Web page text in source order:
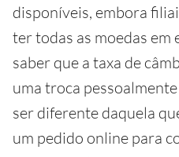
disponíveis, embora
ter todas as moedas em
saber que a taxa de
uma troca
ser diferente daquela
um pedido online para